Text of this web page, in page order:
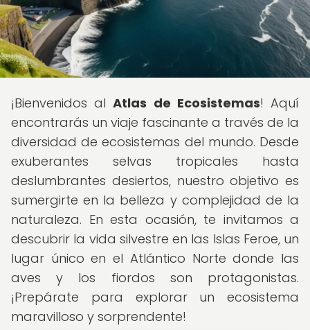
¡Bienvenidos alAtlas de Ecosistemas! Aquí
encontrarás un viaje fascinante a través de la
diversidad de ecosistemas del mundo. Desde
exuberantes selvas tropicales hasta
deslumbrantes desiertos, nuestro objetivo es
sumergirte en la belleza y complejidad de la
naturaleza. En esta ocasión, te invitamos a
descubrir la vida silvestre en las Islas Feroe, un
lugar único en el Atlántico Norte donde las
aves y los fiordos son protagonistas.
¡Prepárate para explorar un ecosistema
maravilloso y sorprendente!